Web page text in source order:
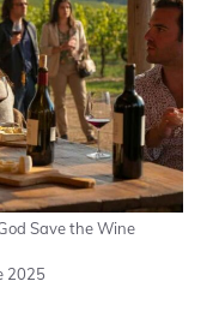
Save the Wine
2025